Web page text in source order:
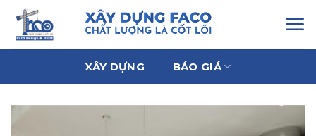
Chuyển
đến
nội
XÂY DỰNG BÁO GIÁ